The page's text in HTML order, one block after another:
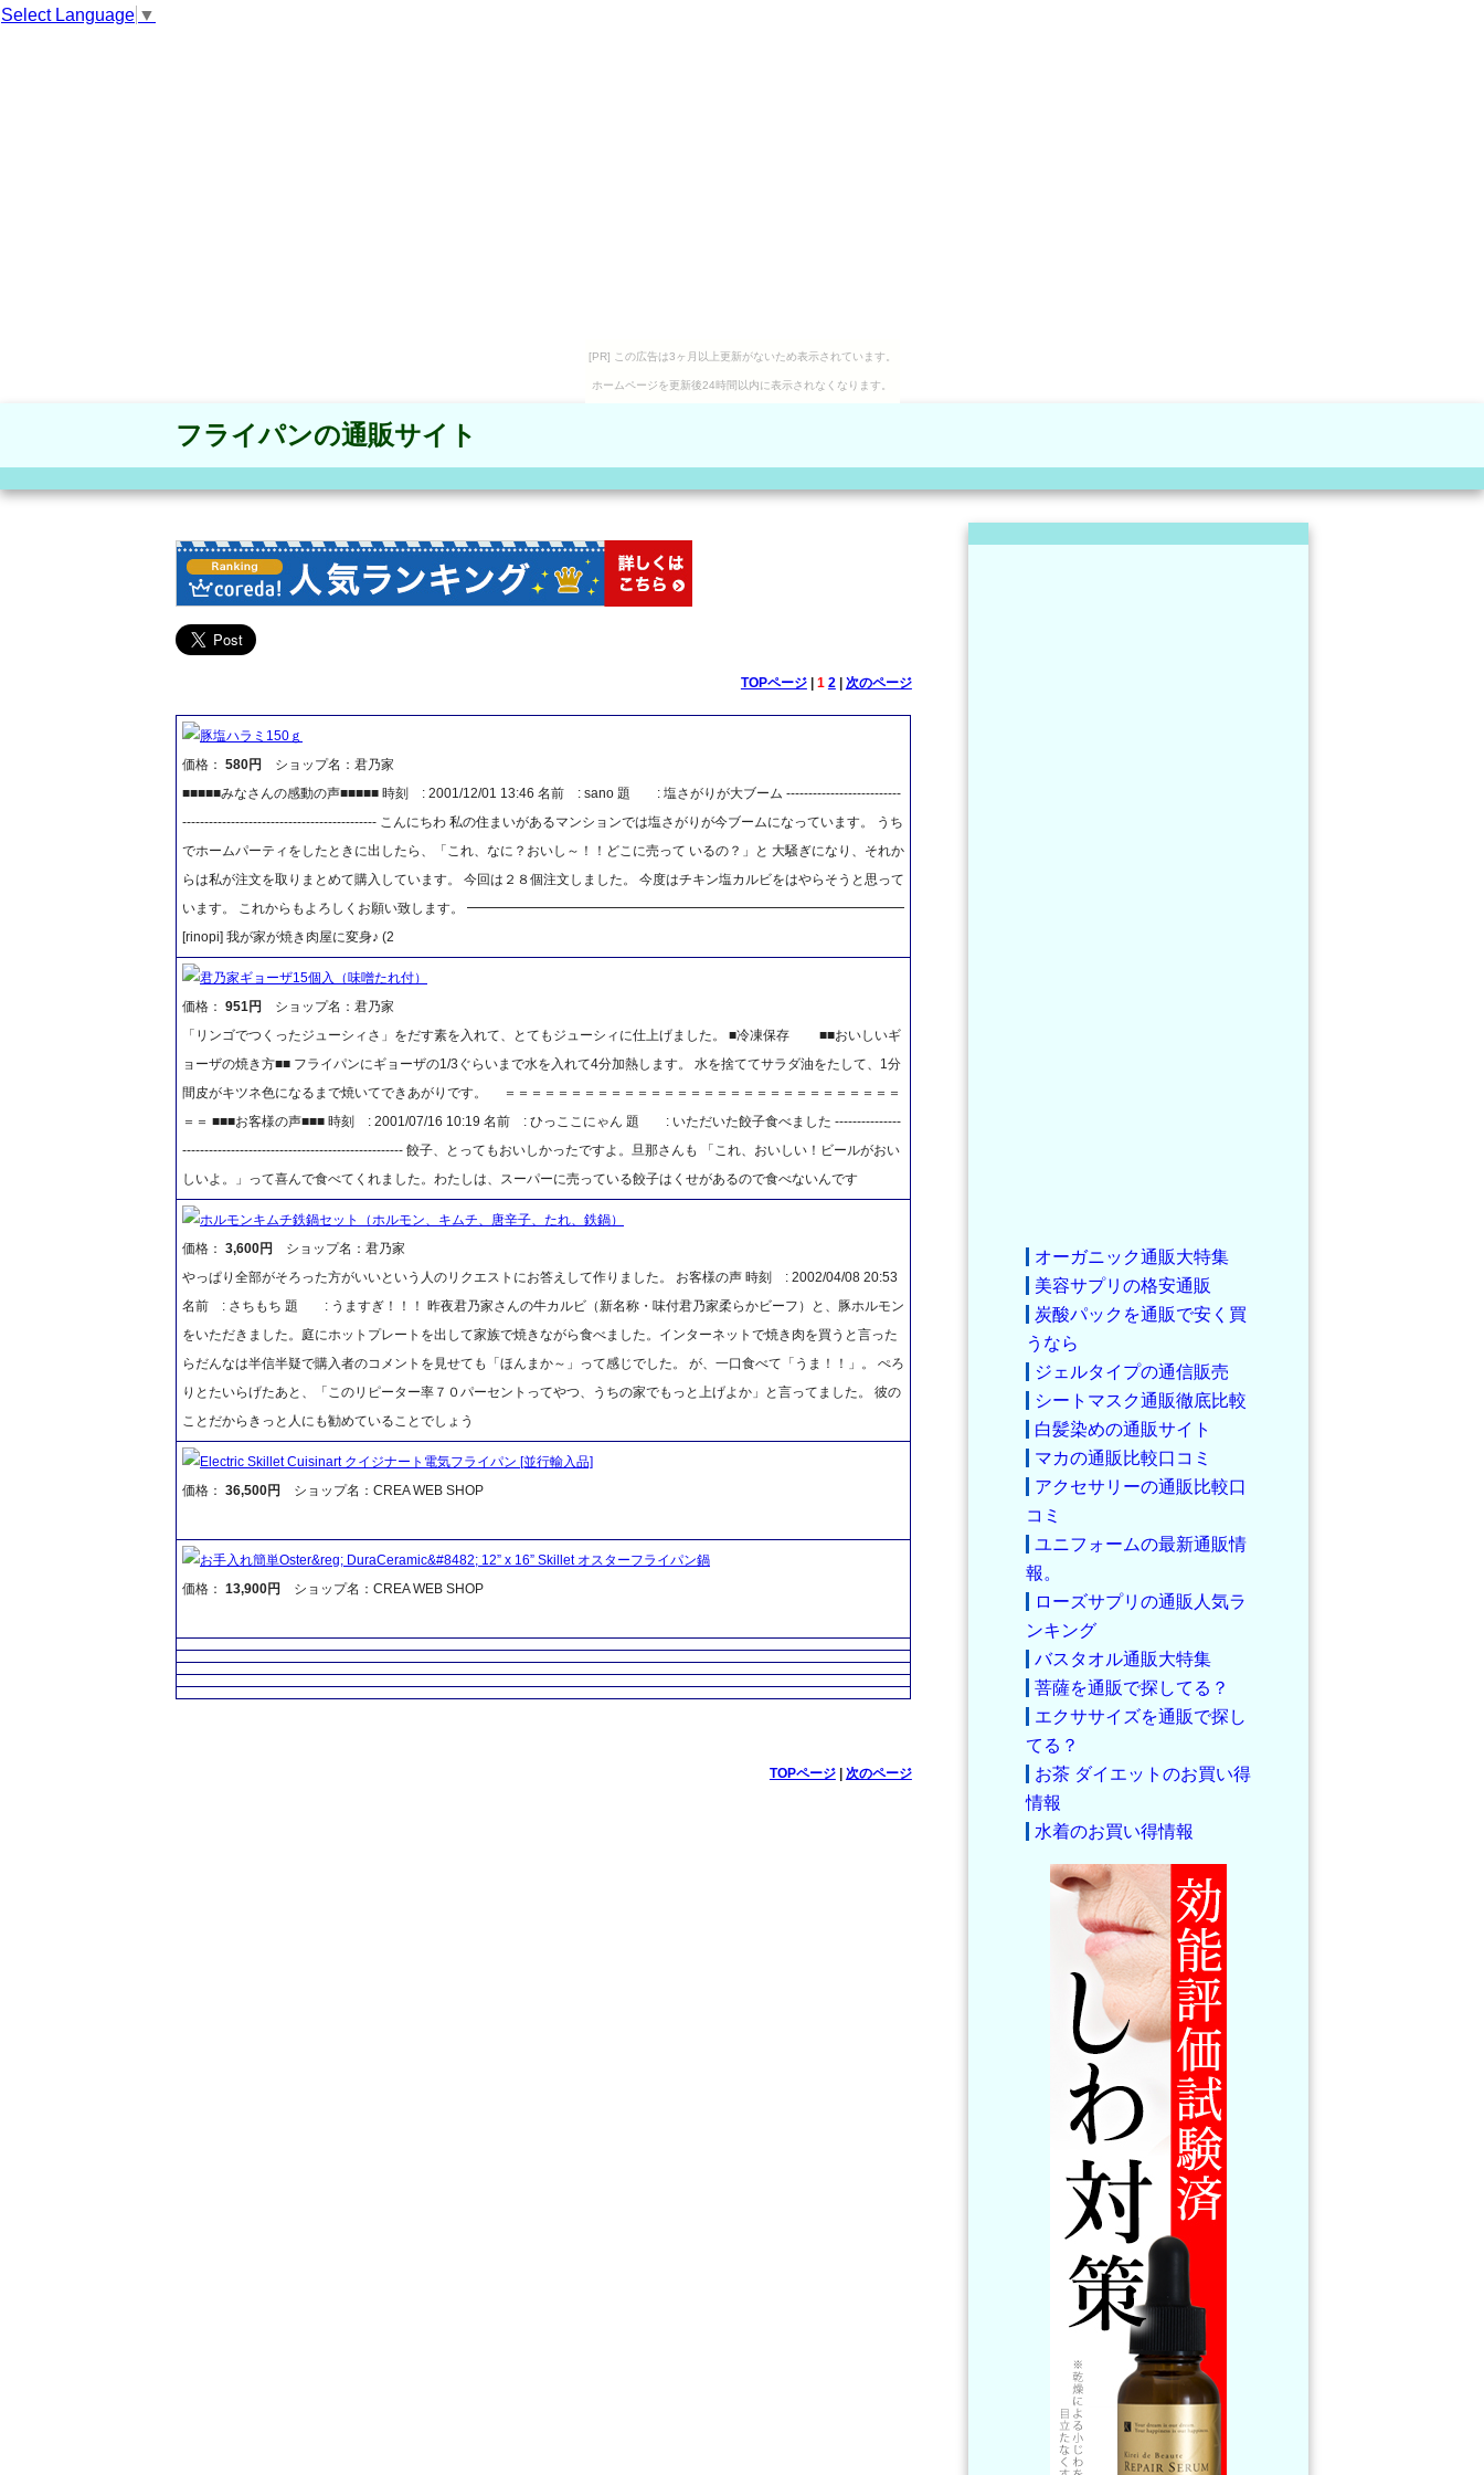
Select Language ▼
[PR] この広告は3ヶ月以上更新がないため表示されています。
ホームページを更新後24時間以内に表示されなくなります。
フライパンの通販サイト
TOPページ| 1 2| 次のページ
豚塩ハラミ150ｇ
価格： 580円
ショップ名：君乃家
■■■■■みなさんの感動の声■■■■■ 時刻 : 2001/12/01 13:46 名前 : sano 題 : 塩さがりが大ブーム --------------------------
-------------------------------------------- こんにちわ 私の住まいがあるマンションでは塩さがりが今ブームになっています。 うち
でホームパーティをしたときに出したら、「これ、なに？おいし～！！どこに売って いるの？」と 大騒ぎになり、それか
らは私が注文を取りまとめて購入しています。 今回は２８個注文しました。 今度はチキン塩カルビをはやらそうと思って
います。 これからもよろしくお願い致します。 ━━━━━━━━━━━━━━━━━━━━━━━━━━━━━━━━━
[rinopi] 我が家が焼き肉屋に変身♪ (2
君乃家ギョーザ15個入（味噌たれ付）
価格： 951円
ショップ名：君乃家
「リンゴでつくったジューシィさ」をだす素を入れて、とてもジューシィに仕上げました。 ■冷凍保存 ■■おいしいギ
ョーザの焼き方■■ フライパンにギョーザの1/3ぐらいまで水を入れて4分加熱します。 水を捨ててサラダ油をたして、1分
間皮がキツネ色になるまで焼いてできあがりです。 ＝＝＝＝＝＝＝＝＝＝＝＝＝＝＝＝＝＝＝＝＝＝＝＝＝＝＝＝＝＝
＝＝ ■■■お客様の声■■■ 時刻 : 2001/07/16 10:19 名前 : ひっここにゃん 題 : いただいた餃子食べました ---------------
-------------------------------------------------- 餃子、とってもおいしかったですよ。旦那さんも 「これ、おいしい！ビールがおい
しいよ。」って喜んで食べてくれました。わたしは、スーパーに売っている餃子はくせがあるので食べないんです
ホルモンキムチ鉄鍋セット（ホルモン、キムチ、唐辛子、たれ、鉄鍋）
価格： 3,600円
ショップ名：君乃家
やっぱり全部がそろった方がいいという人のリクエストにお答えして作りました。 お客様の声 時刻 : 2002/04/08 20:53
名前 : さちもち 題 : うますぎ！！！ 昨夜君乃家さんの牛カルビ（新名称・味付君乃家柔らかビーフ）と、豚ホルモン
をいただきました。庭にホットプレートを出して家族で焼きながら食べました。インターネットで焼き肉を買うと言った
らだんなは半信半疑で購入者のコメントを見せても「ほんまか～」って感じでした。 が、一口食べて「うま！！」。 ぺろ
りとたいらげたあと、「このリピーター率７０パーセントってやつ、うちの家でもっと上げよか」と言ってました。 彼の
ことだからきっと人にも勧めていることでしょう
Electric Skillet Cuisinart クイジナート電気フライパン [並行輸入品]
価格： 36,500円 ショップ名：CREA WEB SHOP
お手入れ簡単Oster&reg; DuraCeramic&#8482; 12” x 16” Skillet オスターフライパン鍋
価格： 13,900円 ショップ名：CREA WEB SHOP
TOPページ| 次のページ
オーガニック通販大特集
美容サプリの格安通販
炭酸パックを通販で安く買
うなら
ジェルタイプの通信販売
シートマスク通販徹底比較
白髪染めの通販サイト
マカの通販比較口コミ
アクセサリーの通販比較口
コミ
ユニフォームの最新通販情
報。
ローズサプリの通販人気ラ
ンキング
バスタオル通販大特集
菩薩を通販で探してる？
エクササイズを通販で探し
てる？
お茶 ダイエットのお買い得
情報
水着のお買い得情報